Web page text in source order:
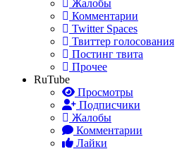
Жалобы
Комментарии
Twitter Spaces
Твиттер голосования
Постинг твита
Прочее
RuTube
Просмотры
Подписчики
Жалобы
Комментарии
Лайки